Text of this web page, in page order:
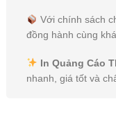
Với chính sách
đồng hành cùng
In Quảng Cáo
nhanh, giá tốt và